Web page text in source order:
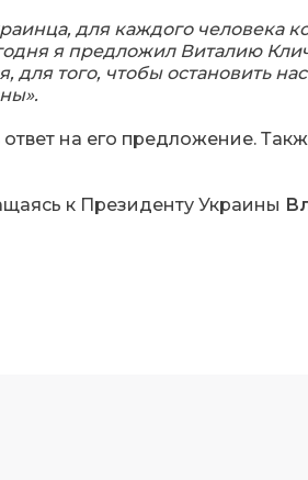
для каждого человека
я предложил Виталию
того, чтобы остановить
на его предложение.
к Президенту Украины